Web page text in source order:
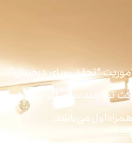
“تحقق رویای دیجیتال”
شرکت توانمندسازی اکوسیستم
اول می‌باشد.